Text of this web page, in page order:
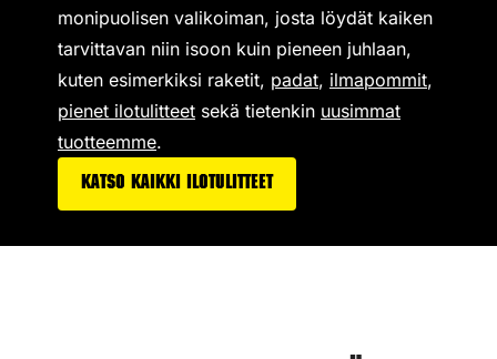
monipuolisen valikoiman, josta löydät kaiken
tarvittavan niin isoon kuin pieneen juhlaan,
kuten esimerkiksi raketit, padat, ilmapommit,
pienet ilotulitteet sekä tietenkin uusimmat
tuotteemme.
Katso kaikki ilotulitteet